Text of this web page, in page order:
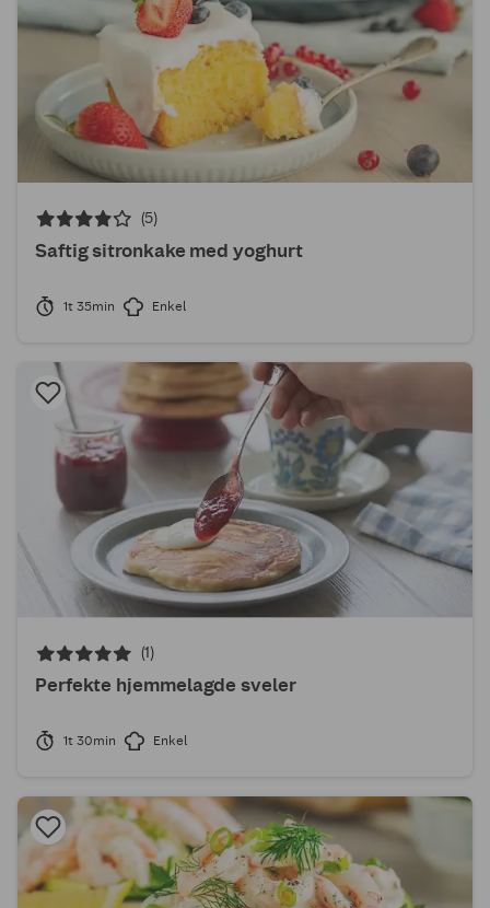
(5)
Saftig sitronkake med yoghurt
1t 35min Enkel
(1)
Perfekte hjemmelagde sveler
1t 30min Enkel